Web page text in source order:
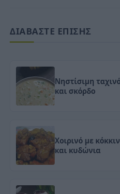
ΔΙΑΒΑΣΤΕ ΕΠΙΣΗΣ
Νηστίσιμη
και σκόρδο
Χοιρινό με
και κυδώνια